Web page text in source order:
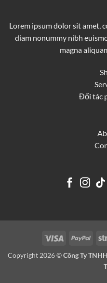
Lorem ipsum dolor sit amet,
diam nonummy nibh
magna
Đối tác
Visa
Copyright 2026 ©Công Ty